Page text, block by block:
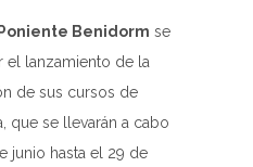
Benidorm se
el lanzamiento de la
de sus cursos de
que se llevarán a cabo
junio hasta el 29 de